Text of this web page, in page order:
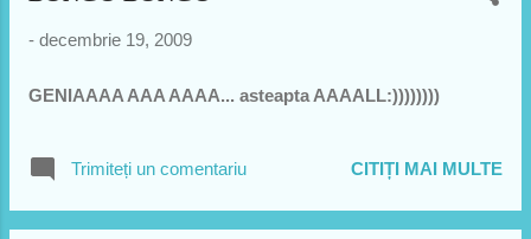
- decembrie 19, 2009
GENIAAAA AAA AAAA... asteapta AAAALL:))))))))
Trimiteți un comentariu CITIȚI MAI MULTE